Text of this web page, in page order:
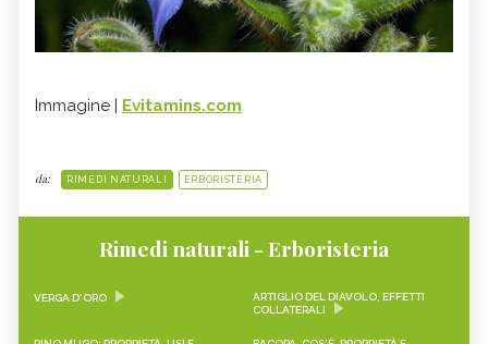
Immagine | Evitamins.com
da: RIMEDI NATURALI ERBORISTERIA
Rimedi naturali - Erboristeria
VERGA D'ORO
ARTIGLIO DEL DIAVOLO, EFFETTI
COLLATERALI